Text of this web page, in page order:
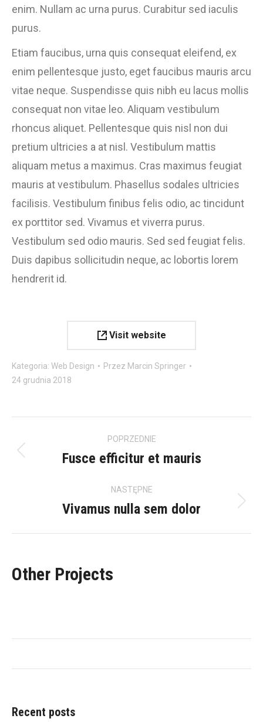
enim. Nullam ac urna purus. Curabitur sed iaculis
purus.
Etiam faucibus, urna quis consequat eleifend, ex
enim pellentesque justo, eget faucibus mauris arcu
vitae neque. Suspendisse quis nibh eu lacus mollis
consequat non vitae leo. Aliquam vestibulum
rhoncus aliquet. Pellentesque quis nisl non dui
pretium ultricies a at nisl. Vestibulum mattis
aliquam metus a maximus. Cras maximus feugiat
mauris at vestibulum. Phasellus sodales ultricies
facilisis. Vestibulum finibus felis odio, ac tincidunt
ex porttitor sed. Vivamus et viverra purus.
Vestibulum sed odio mauris. Sed sed feugiat felis.
Duis dapibus sollicitudin neque, ac lobortis lorem
hendrerit id.
Visit website
Kategoria: Web Design Przez Marcin Springer
24 grudnia 2018
navigation
POPRZEDNIE
Previous
Fusce efficitur et mauris
NASTĘPNE
Next
Vivamus nulla sem dolor
Other Projects
Recent posts